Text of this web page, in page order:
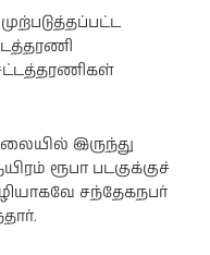
இருந்து
ரூபா படகுக்குச்
சந்தேகநபர்